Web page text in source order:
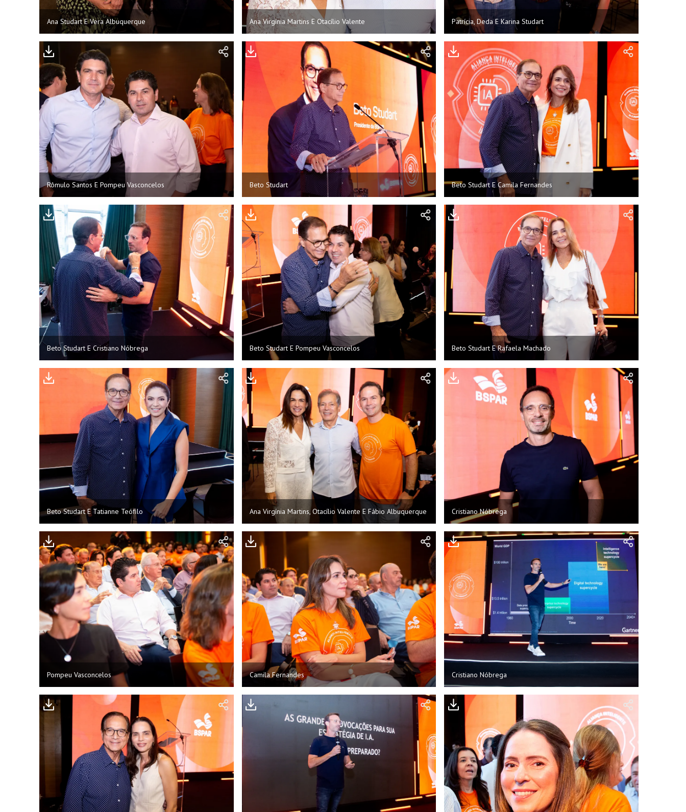
Ana Studart E Vera Albuquerque Ana Virgínia Martins E Otacílio Valente Patrícia, Deda E Karina Studart
Rômulo Santos E Pompeu Vasconcelos Beto Studart Beto Studart E Camila Fernandes
Beto Studart E Cristiano Nóbrega Beto Studart E Pompeu Vasconcelos Beto Studart E Rafaela Machado
Beto Studart E Tatianne Teófilo Ana Virgínia Martins, Otacílio Valente E Fábio Albuquerque Cristiano Nóbrega
Pompeu Vasconcelos Camila Fernandes Cristiano Nóbrega